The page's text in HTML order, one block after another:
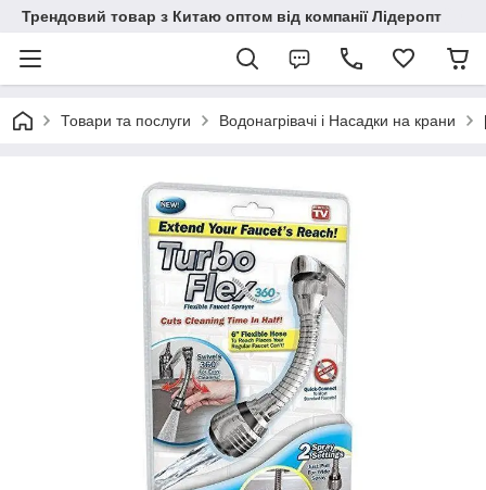
Трендовий товар з Китаю оптом від компанії Лідеропт
Товари та послуги Водонагрівачі і Насадки на крани